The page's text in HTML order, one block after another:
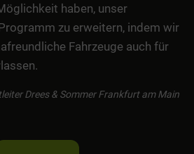
haben, unser
zu erweitern, indem wir
Fahrzeuge auch für
Drees & Sommer Frankfurt am Main